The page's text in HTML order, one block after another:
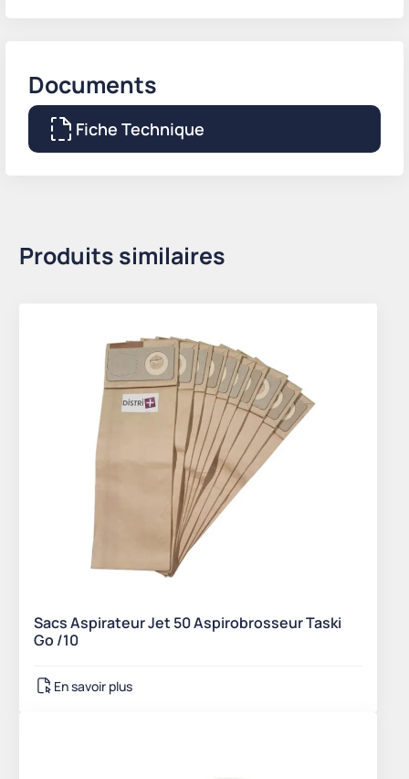
Documents
Fiche Technique
Produits similaires
Sacs Aspirateur Jet 50 Aspirobrosseur Taski
Go /10
En savoir plus